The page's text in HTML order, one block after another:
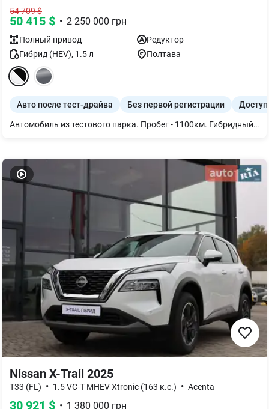
54 709$
50 415 $ • 2 250 000 грн
Полный привод
Редуктор
Гибрид (HEV), 1.5л Полтава
Авто после тест-драйва Без первой регистрации
Автомобиль из тестового парка. Пробег - 1100км. Гибридный внедорожник на 7 мест Nissan X-TRAIL e-POWER 4WD (e-4orce) TEKNA+ 2025г.в. Премиальная комплектация для комфортных поездок.
Nissan X-Trail 2025
T33 (FL) • 1.5 VC-T MHEV Xtronic (163 к.с.) • Acenta
30 921 $ • 1 380 000 грн